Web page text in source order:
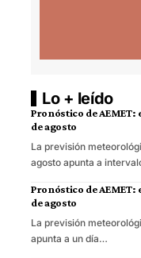
Lo + leído
Pronóstico de AEMET:
de agosto
La previsión
agosto apunta a
Pronóstico de
de agosto
La previsión
apunta a un día…